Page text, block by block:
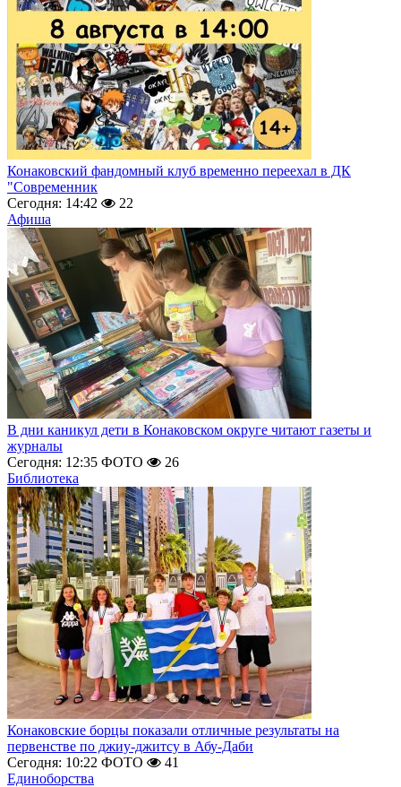
Конаковский фандомный клуб временно переехал в ДК
"Современник
Сегодня: 14:42
22
Афиша
В дни каникул дети в Конаковском округе читают газеты и
журналы
Сегодня: 12:35 ФОТО
26
Библиотека
Конаковские борцы показали отличные результаты на
первенстве по джиу-джитсу в Абу-Даби
Сегодня: 10:22 ФОТО
41
Единоборства